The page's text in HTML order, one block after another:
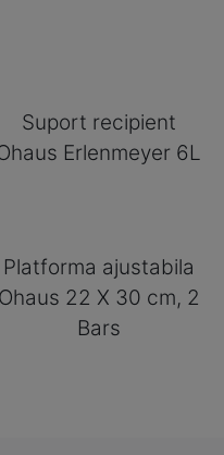
Suport recipient
Erlenmeyer 6L
Platforma ajustabila
Ohaus 22 X 30 cm, 2
Bars